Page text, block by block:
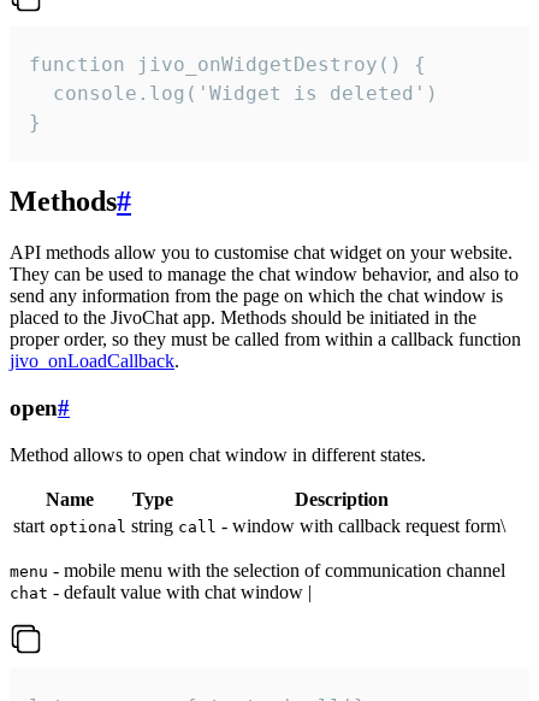
function jivo_onWidgetDestroy() {
  console.log('Widget is deleted')
}
Methods#
API methods allow you to customise chat widget on your website.
They can be used to manage the chat window behavior, and also to
send any information from the page on which the chat window is
placed to the JivoChat app. Methods should be initiated in the
proper order, so they must be called from within a callback function
jivo_onLoadCallback.
open#
Method allows to open chat window in different states.
Name Type
Description
start optional string call - window with callback request form\
menu - mobile menu with the selection of communication channel
chat - default value with chat window |